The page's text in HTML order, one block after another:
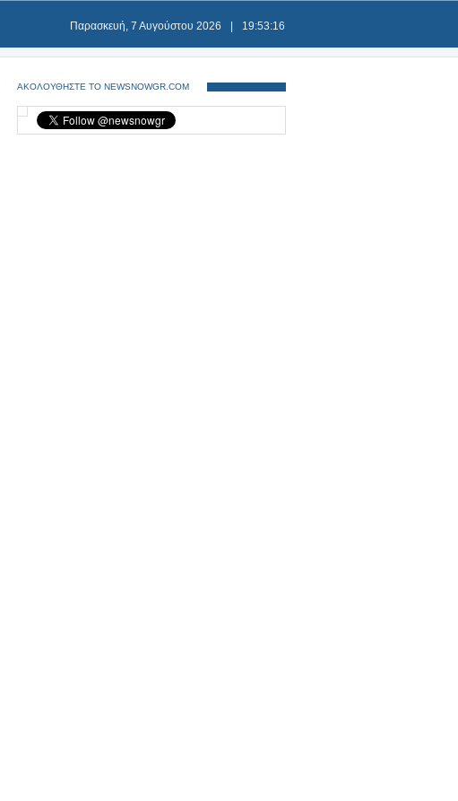
Παρασκευή, 7 Αυγούστου 2026 19:53:17
ΑΚΟΛΟΥΘΗΣΤΕ ΤΟ NEWSNOWGR.COM